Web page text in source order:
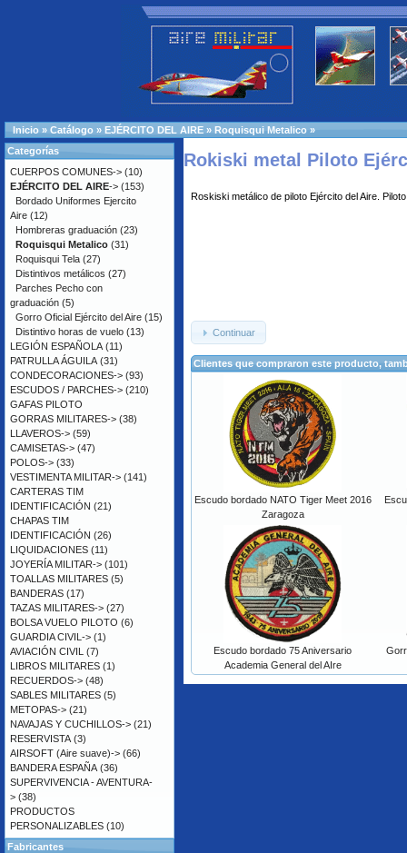
Inicio » Catálogo » EJÉRCITO DEL AIRE » Roquisqui Metalico »
Rokiski metal Piloto
Roskiski metálico de piloto Ejército del Aire.
Continuar
Clientes que compraron este producto,
Escudo bordado NATO Tiger Meet 2016
Zaragoza
Escudo bordado 75 Aniversario
Academia General del AIre
Categorías
CUERPOS COMUNES-> (10)
EJÉRCITO DEL AIRE-> (153)
Bordado Uniformes Ejercito
Aire (12)
Hombreras graduación (23)
Roquisqui Metalico (31)
Roquisqui Tela (27)
Distintivos metálicos (27)
Parches Pecho con
graduación (5)
Gorro Oficial Ejército del Aire (15)
Distintivo horas de vuelo (13)
LEGIÓN ESPAÑOLA (11)
PATRULLA ÁGUILA (31)
CONDECORACIONES-> (93)
ESCUDOS / PARCHES-> (210)
GAFAS PILOTO
GORRAS MILITARES-> (38)
LLAVEROS-> (59)
CAMISETAS-> (47)
POLOS-> (33)
VESTIMENTA MILITAR-> (141)
CARTERAS TIM
IDENTIFICACIÓN (21)
CHAPAS TIM
IDENTIFICACIÓN (26)
LIQUIDACIONES (11)
JOYERÍA MILITAR-> (101)
TOALLAS MILITARES (5)
BANDERAS (17)
TAZAS MILITARES-> (27)
BOLSA VUELO PILOTO (6)
GUARDIA CIVIL-> (1)
AVIACIÓN CIVIL (7)
LIBROS MILITARES (1)
RECUERDOS-> (48)
SABLES MILITARES (5)
METOPAS-> (21)
NAVAJAS Y CUCHILLOS-> (21)
RESERVISTA (3)
AIRSOFT (Aire suave)-> (66)
BANDERA ESPAÑA (36)
SUPERVIVENCIA - AVENTURA-
> (38)
PRODUCTOS
PERSONALIZABLES (10)
Fabricantes